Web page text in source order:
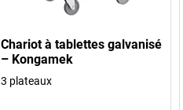
Chariot à tablettes galvanisé
– Kongamek
3 plateaux